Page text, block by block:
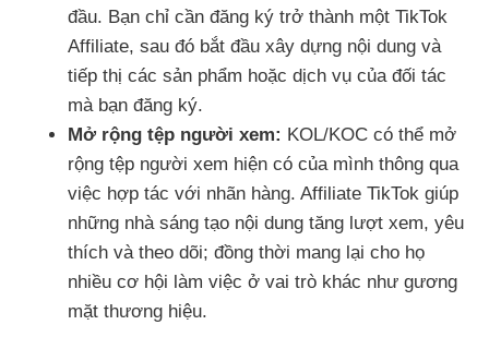
đầu. Bạn chỉ cần đăng ký trở thành một TikTok
Affiliate, sau đó bắt đầu xây dựng nội dung và
tiếp thị các sản phẩm hoặc dịch vụ của đối tác
mà bạn đăng ký.
Mở rộng tệp người xem: KOL/KOC có thể mở
rộng tệp người xem hiện có của mình thông qua
việc hợp tác với nhãn hàng. Affiliate TikTok giúp
những nhà sáng tạo nội dung tăng lượt xem, yêu
thích và theo dõi; đồng thời mang lại cho họ
nhiều cơ hội làm việc ở vai trò khác như gương
mặt thương hiệu.